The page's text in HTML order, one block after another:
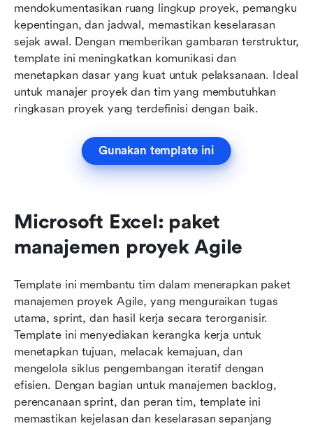
mendokumentasikan ruang lingkup proyek, pemangku
kepentingan, dan jadwal, memastikan keselarasan
sejak awal. Dengan memberikan gambaran terstruktur,
template ini meningkatkan komunikasi dan
menetapkan dasar yang kuat untuk pelaksanaan. Ideal
untuk manajer proyek dan tim yang membutuhkan
ringkasan proyek yang terdefinisi dengan baik.
Gunakan template ini
Microsoft Excel: paket
manajemen proyek Agile
Template ini membantu tim dalam menerapkan paket
manajemen proyek Agile, yang menguraikan tugas
utama, sprint, dan hasil kerja secara terorganisir.
Template ini menyediakan kerangka kerja untuk
menetapkan tujuan, melacak kemajuan, dan
mengelola siklus pengembangan iteratif dengan
efisien. Dengan bagian untuk manajemen backlog,
perencanaan sprint, dan peran tim, template ini
memastikan kejelasan dan keselarasan sepanjang